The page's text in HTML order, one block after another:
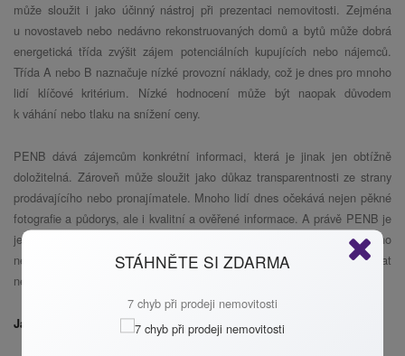
může sloužit i jako účinný nástroj při prezentaci nemovitosti. Zejména
u novostaveb nebo nedávno rekonstruovaných domů a bytů může dobrá
energetická třída zvýšit zájem potenciálních kupujících nebo nájemců.
Třída A nebo B naznačuje nízké provozní náklady, což je dnes pro mnoho
lidí klíčové kritérium. Nízké hodnocení může být naopak důvodem
k váhání nebo tlaku na snížení ceny.
PENB dává zájemcům konkrétní informaci, která je jinak jen obtížně
doložitelná. Zároveň může sloužit jako důkaz transparentnosti ze strany
prodávajícího nebo pronajímatele. Mnoho lidí dnes očekává nejen pěkné
fotografie a půdorys, ale i kvalitní a ověřené informace. A právě PENB je
jedním z dokumentů, který může tuto důvěru výrazně posílit. Pokud ho
nemovitost nemá, nebo je jeho kvalita pochybná, může to naopak vyvolat
nedůvěru či podezření, že něco není v pořádku.
Jak průkaz energetické náročnosti vyřídit a na co si dát pozor
STÁHNĚTE SI ZDARMA
7 chyb při prodeji nemovitosti